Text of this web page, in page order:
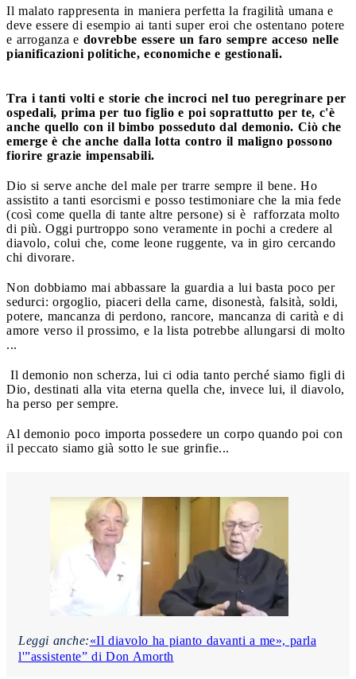
Il malato rappresenta in maniera perfetta la fragilità umana e
deve essere di esempio ai tanti super eroi che ostentano potere
e arroganza e dovrebbe essere un faro sempre acceso nelle
pianificazioni politiche, economiche e gestionali.
Tra i tanti volti e storie che incroci nel tuo peregrinare per
ospedali, prima per tuo figlio e poi soprattutto per te, c'è
anche quello con il bimbo posseduto dal demonio. Ciò che
emerge è che anche dalla lotta contro il maligno possono
fiorire grazie impensabili.
Dio si serve anche del male per trarre sempre il bene. Ho
assistito a tanti esorcismi e posso testimoniare che la mia fede
(così come quella di tante altre persone) si è rafforzata molto
di più. Oggi purtroppo sono veramente in pochi a credere al
diavolo, colui che, come leone ruggente, va in giro cercando
chi divorare.
Non dobbiamo mai abbassare la guardia a lui basta poco per
sedurci: orgoglio, piaceri della carne, disonestà, falsità, soldi,
potere, mancanza di perdono, rancore, mancanza di carità e di
amore verso il prossimo, e la lista potrebbe allungarsi di molto
...
Il demonio non scherza, lui ci odia tanto perché siamo figli di
Dio, destinati alla vita eterna quella che, invece lui, il diavolo,
ha perso per sempre.
Al demonio poco importa possedere un corpo quando poi con
il peccato siamo già sotto le sue grinfie...
Leggi anche:«Il diavolo ha pianto davanti a me», parla
l'”assistente” di Don Amorth